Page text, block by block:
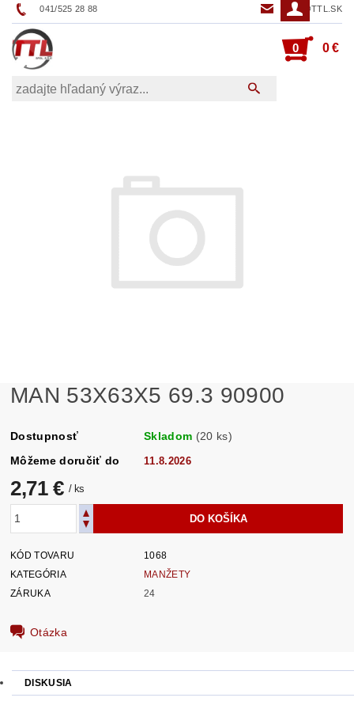
041/525 28 88 TTL@TTL.SK
0 0 €
MAN 53X63X5 69.3 90900
Dostupnosť Skladom (20 ks)
Môžeme doručiť do
11.8.2026
2,71 € / ks
KÓD TOVARU
1068
KATEGÓRIA
MANŽETY
ZÁRUKA
24
Otázka
DISKUSIA